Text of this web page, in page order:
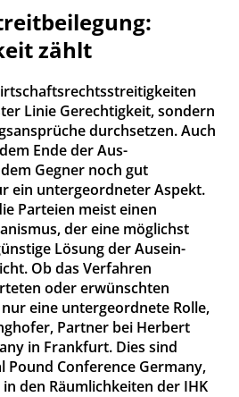
zählt
Linie Gerechtigkeit, sondern
durchsetzen. Auch
Ende der Aus-
Gegner noch gut
ein untergeordneter Aspekt.
Parteien meist einen
der eine möglichst
Lösung der Ausein-
Ob das Verfahren
oder erwünschten
eine untergeordnete Rolle,
Partner bei Herbert
in Frankfurt. Dies sind
Pound Conference Germany,
den Räumlichkeiten der IHK